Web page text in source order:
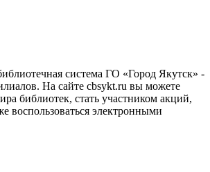
система ГО «Город Якутск» -
На сайте cbsykt.ru вы можете
библиотек, стать участником акций,
воспользоваться электронными